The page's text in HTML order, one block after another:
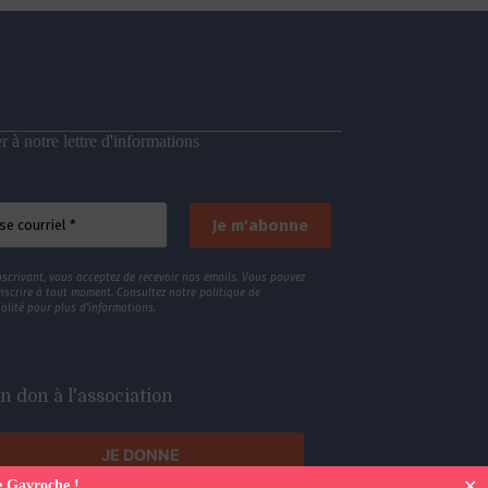
à notre lettre d'informations
vous acceptez de recevoir nos emails. Vous pouvez
à tout moment. Consultez notre politique de
pour plus d’informations.
don à l'association
JE DONNE